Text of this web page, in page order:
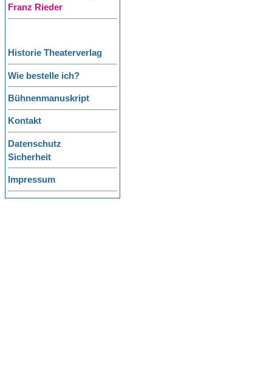
Franz Rieder
Historie Theaterverlag
Wie bestelle ich?
Bühnenmanuskript
Kontakt
Datenschutz
Sicherheit
Impressum